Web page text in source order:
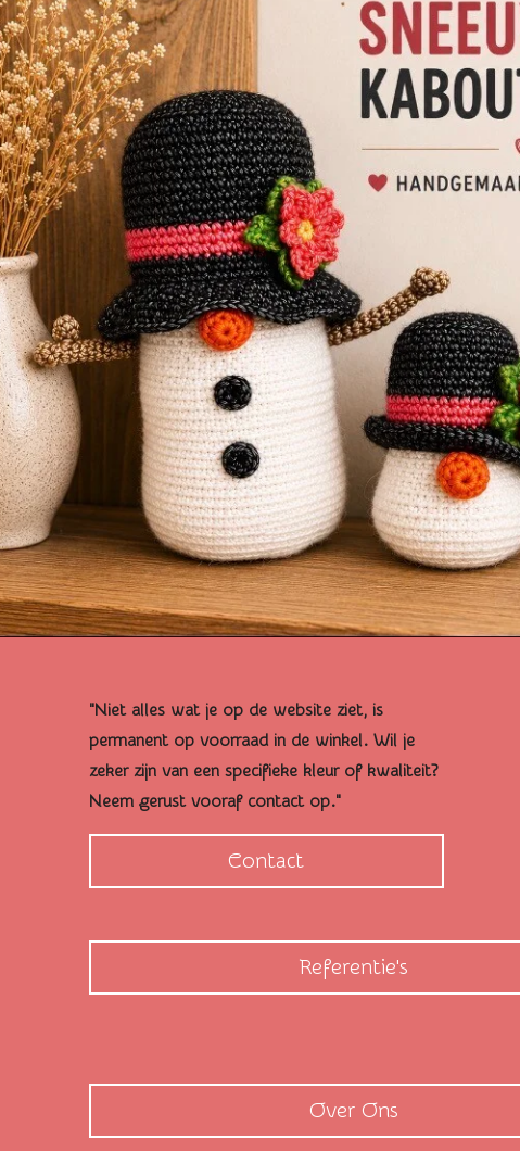
"Niet alles wat je op de website ziet, is
permanent op voorraad in de winkel. Wil je
zeker zijn van een specifieke kleur of kwaliteit?
Neem gerust vooraf contact op."
Contact
Referentie's
Over Ons